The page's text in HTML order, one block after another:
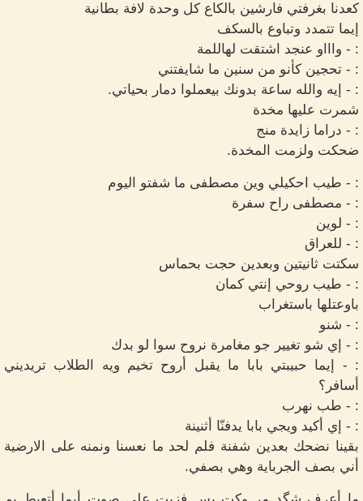
كعدنا بغرفتي فارشين بالكاع كل وحدة لافة بطانية
إيما تتمدد وتباوع بالسكف
: - واااو عنجد اشتقت لهاللمة
: - تحجين كأنو من سنين ما شايفتني
: - إيه والله ساعة بدونك بيعملوا دمار بحياتي.
شمرت عليها مخدة
: - دراما زايدة منج
ضحكت ولزمت المخدة.
: - طيب احكيلي وين مصطفى ما شفتو اليوم
: - مصطفى راح سفرة
: - لوين
: - للعراق
سكتت ثانيتين وبعدين حجت بحماس
: - طيب روحي إنتي كمان
باوعتلها باستغراب
: - شنو
: - إي شو تغيير جو مغامرة نروح سوا لو بدك
: - إيما حبيبتي بابا ما يقبل أروح تخيم ويه الطلاب تريديني
أسافر؟
: - طب نهرب
: - إي أكيد ويجي بابا يدفنّا أثنينة
بقينا نضحك بعدين شفنة فلم لحد ما نعسنا ونمنه على الارضية
أني بصف الجرباية وهي بصفي.